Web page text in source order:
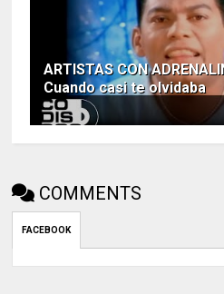
ARTISTAS CON
Cuando casi te olvidaba
COMMENTS
FACEBOOK